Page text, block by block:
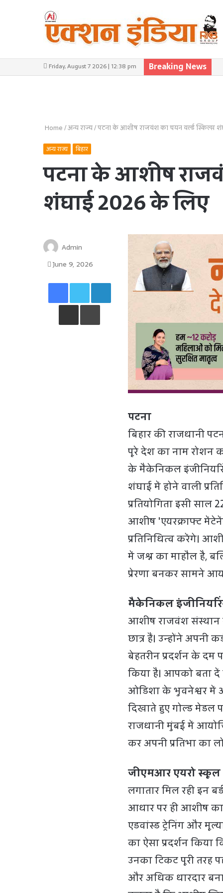
Friday, August 7 2026 | 12:38 pm Breaking News
Home/अन्य राज्य/पटना के आशीष राजवंश का चयन वर्ल्ड स्किल्स
अन्य राज्य बिहार
पटना के आशीष
शंघाई 2026 के लिए
पटना
बिहार की राजधानी
पूरे देश का नाम रोशन
के मैकेनिकल
शंघाई में होने वाली
प्रतियोगिता इसी
आशीष 'एयरक्राफ्ट
प्रतिनिधित्व करेंगे।
में जश्न का माहौल है,
प्रेरणा बनकर सामने
मैकेनिकल
आशीष राजवंश
छात्र हैं। उन्होंने अपनी
बेहतरीन प्रदर्शन के दम
किया है। आपको बता
ओडिशा के भुवनेश्वर में
दिखाते हुए गोल्ड मेडल
राजधानी मुंबई में
कर अपनी प्रतिभा का
जीएमआर एयरो स्कूल
लगातार मिल रही इन
आधार पर ही आशीष
एडवांस्ड ट्रेनिंग और
का ऐसा प्रदर्शन
उनका टिकट पूरी तरह
और अधिक धारदार
Admin
June 9, 2026
Facebook Twitter LinkedIn
Share via Email Print